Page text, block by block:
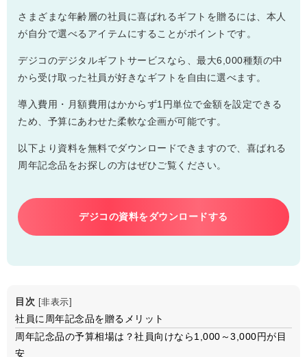
さまざまな年齢層の社員に喜ばれるギフトを贈るには、本人
が自分で選べるアイテムにすることがポイントです。
デジコのデジタルギフトサービスなら、最大6,000種類の中
から受け取った社員が好きなギフトを自由に選べます。
導入費用・月額費用はかからず1円単位で金額を設定できる
ため、予算にあわせた柔軟な企画が可能です。
以下より資料を無料でダウンロードできますので、喜ばれる
周年記念品をお探しの方はぜひご覧ください。
デジコの資料をダウンロードする
目次 非表示
社員に周年記念品を贈るメリット
周年記念品の予算相場は？社員向けなら1,000～3,000円が目
安